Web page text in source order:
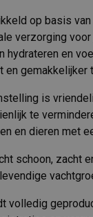
op basis
verzorging
en
gemakkelijker
is
te
en dieren met
schoon, zacht
volledig